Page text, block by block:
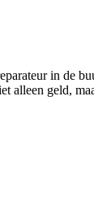
in de
alleen geld,